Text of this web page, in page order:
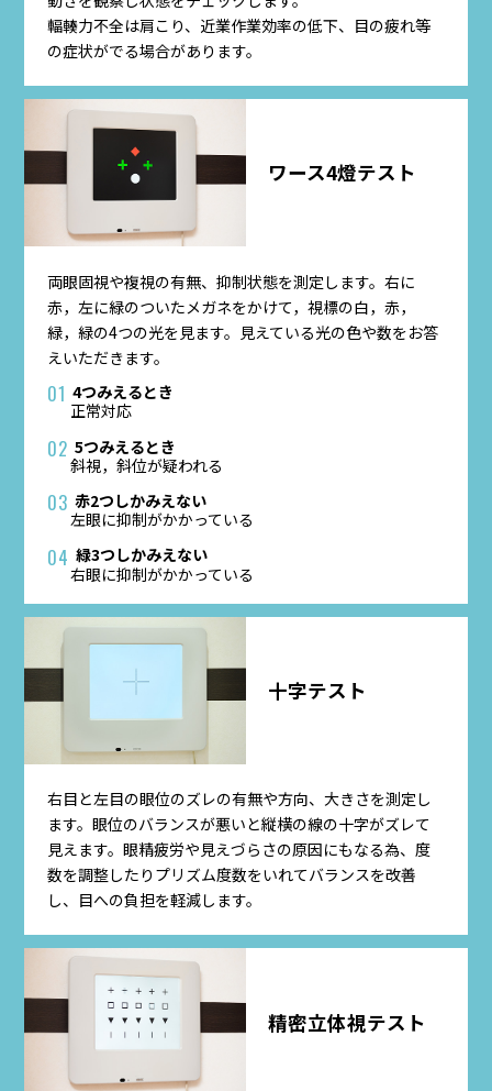
輻輳力不全は肩こり、近業作業効率の低下、目の疲れ等
の症状がでる場合があります。
ワース4燈テスト
両眼固視や複視の有無、抑制状態を測定します。右に
赤，左に緑のついたメガネをかけて，視標の白，赤，
緑，緑の4つの光を見ます。見えている光の色や数をお答
えいただきます。
01 4つみえるとき
正常対応
02 5つみえるとき
斜視，斜位が疑われる
03 赤2つしかみえない
左眼に抑制がかかっている
04 緑3つしかみえない
右眼に抑制がかかっている
十字テスト
右目と左目の眼位のズレの有無や方向、大きさを測定し
ます。眼位のバランスが悪いと縦横の線の十字がズレて
見えます。眼精疲労や見えづらさの原因にもなる為、度
数を調整したりプリズム度数をいれてバランスを改善
し、目への負担を軽減します。
精密立体視テスト